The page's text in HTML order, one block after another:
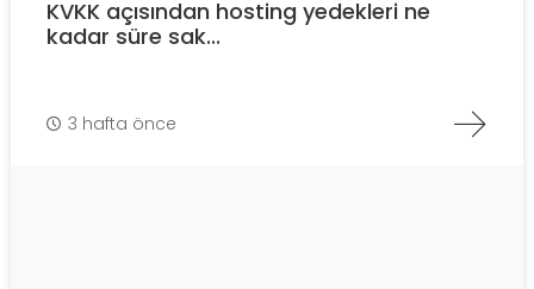
KVKK açısından hosting yedekleri ne
kadar süre sak...
3 hafta önce